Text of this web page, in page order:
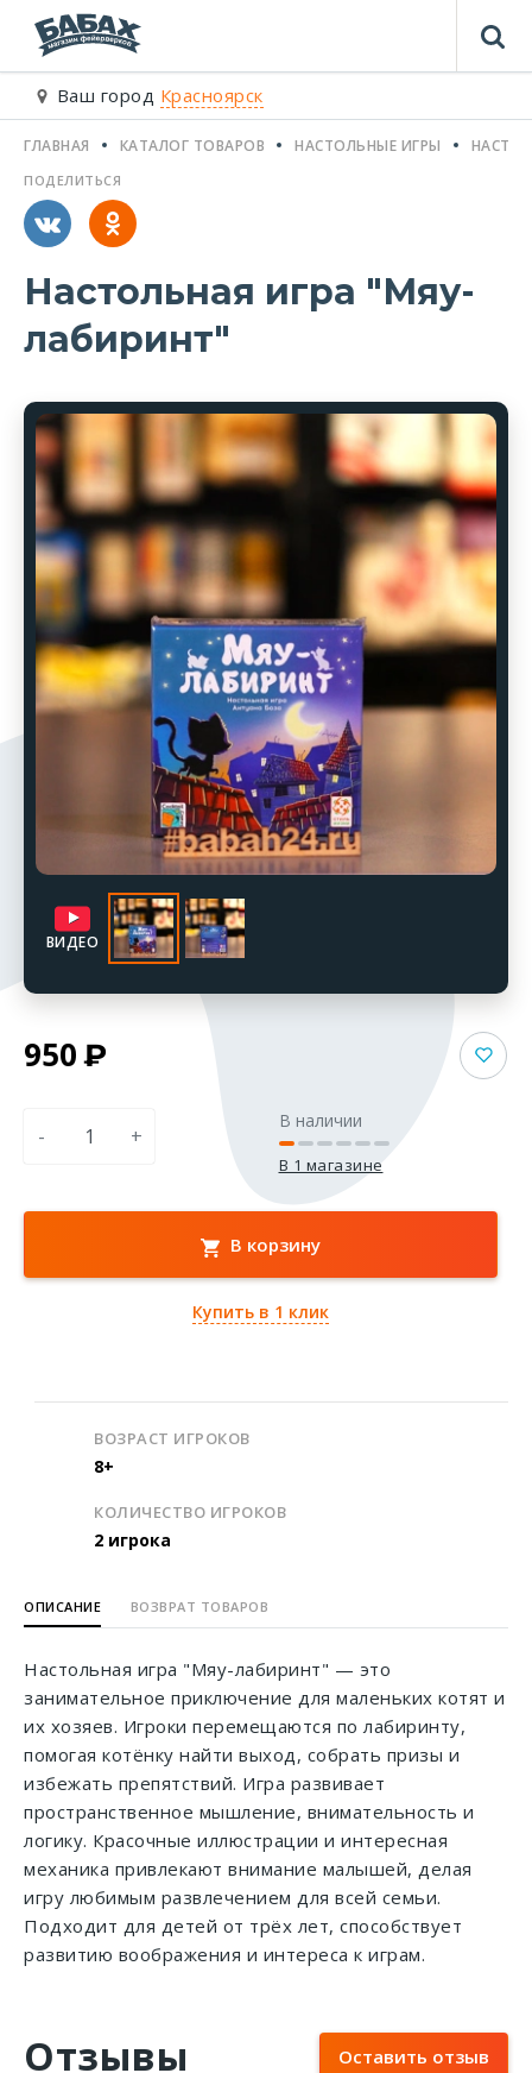
Ваш город Красноярск
ГЛАВНАЯ КАТАЛОГ ТОВАРОВ НАСТОЛЬНЫЕ ИГРЫ
Настольная игра "Мяу-
лабиринт"
ПОДЕЛИТЬСЯ
ВИДЕО
950
- +
В наличии
В 1 магазине
В корзину
Купить в 1 клик
ВОЗРАСТ ИГРОКОВ
8+
КОЛИЧЕСТВО ИГРОКОВ
2 игрока
ОПИСАНИЕ ВОЗВРАТ ТОВАРОВ
Настольная игра "Мяу-лабиринт" — это
занимательное приключение для маленьких котят и
их хозяев. Игроки перемещаются по лабиринту,
помогая котёнку найти выход, собрать призы и
избежать препятствий. Игра развивает
пространственное мышление, внимательность и
логику. Красочные иллюстрации и интересная
механика привлекают внимание малышей, делая
игру любимым развлечением для всей семьи.
Подходит для детей от трёх лет, способствует
развитию воображения и интереса к играм.
Отзывы Оставить отзыв